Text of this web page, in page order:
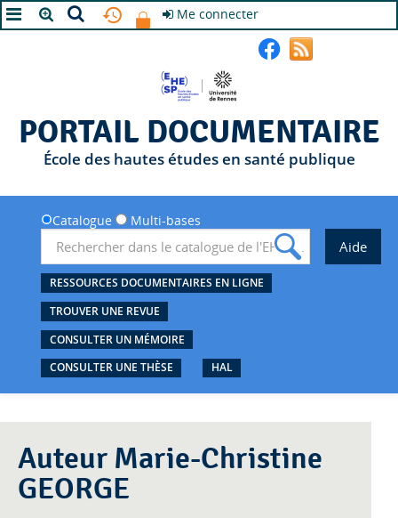
Me connecter
PORTAIL DOCUMENTAIRE
École des hautes études en santé publique
Catalogue Multi-bases
RESSOURCES DOCUMENTAIRES EN LIGNE
TROUVER UNE REVUE
CONSULTER UN MÉMOIRE
CONSULTER UNE THÈSE
HAL
Auteur Marie-Christine
GEORGE